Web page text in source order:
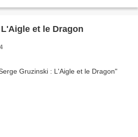
et le Dragon